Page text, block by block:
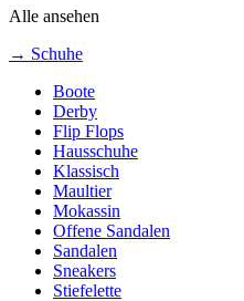
Alle ansehen
→ Schuhe
Boote
Derby
Flip Flops
Hausschuhe
Klassisch
Maultier
Mokassin
Offene Sandalen
Sandalen
Sneakers
Stiefelette